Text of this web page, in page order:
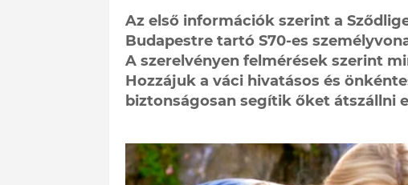
Az első információk szerint a
Budapestre tartó S70-es
A szerelvényen felmérések szerint
Hozzájuk a váci hivatásos és
biztonságosan segítik őket átszállni